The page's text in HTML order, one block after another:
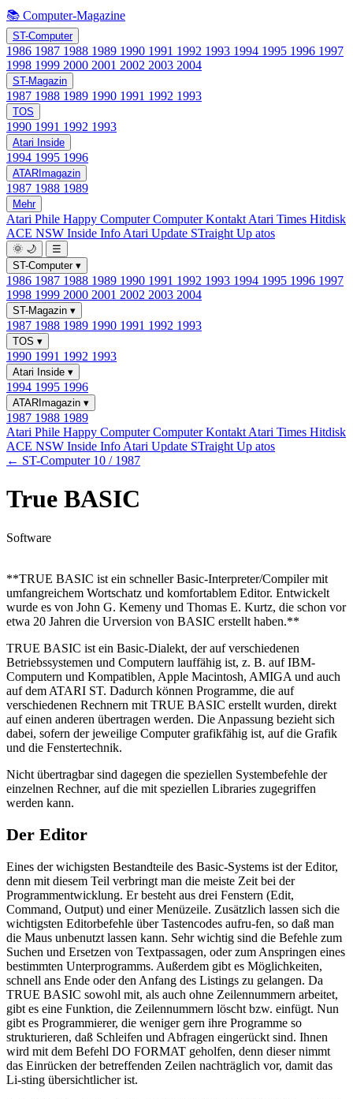
📚 Computer-Magazine
ST-Computer
1986 1987 1988 1989 1990 1991 1992 1993 1994 1995 1996 1997
1998 1999 2000 2001 2002 2003 2004
ST-Magazin
1987 1988 1989 1990 1991 1992 1993
TOS
1990 1991 1992 1993
Atari Inside
1994 1995 1996
ATARImagazin
1987 1988 1989
Mehr
Atari Phile Happy ComputerComputer Kontakt Atari Times Hitdisk
ACE NSW Inside Info Atari Update STraight Up atos
🌞 🌙
☰
ST-Computer ▾
1986 1987 1988 1989 1990 1991 1992 1993 1994 1995 1996 1997
1998 1999 2000 2001 2002 2003 2004
ST-Magazin ▾
1987 1988 1989 1990 1991 1992 1993
TOS ▾
1990 1991 1992 1993
Atari Inside ▾
1994 1995 1996
ATARImagazin ▾
1987 1988 1989
Atari Phile Happy ComputerComputer Kontakt Atari Times Hitdisk
ACE NSW Inside Info Atari Update STraight Up atos
← ST-Computer 10 / 1987
True BASIC
Software
**TRUE BASIC ist ein schneller Basic-Interpreter/Compiler mit
umfangreichem Wortschatz und komfortablem Editor. Entwickelt
wurde es von John G. Kemeny und Thomas E. Kurtz, die schon vor
etwa 20 Jahren die Urversion von BASIC erstellt haben.**
TRUE BASIC ist ein Basic-Dialekt, der auf verschiedenen
Betriebssystemen und Computern lauffähig ist, z. B. auf IBM-
Computern und Kompatiblen, Apple Macintosh, AMIGA und auch
auf dem ATARI ST. Dadurch können Programme, die auf
verschiedenen Rechnern mit TRUE BASIC erstellt wurden, direkt
auf einen anderen übertragen werden. Die Anpassung bezieht sich
dabei, sofern der jeweilige Computer grafikfähig ist, auf die Grafik
und die Fenstertechnik.
Nicht übertragbar sind dagegen die speziellen Systembefehle der
einzelnen Rechner, auf die mit speziellen Libraries zugegriffen
werden kann.
Der Editor
Eines der wichigsten Bestandteile des Basic-Systems ist der Editor,
denn mit diesem Teil verbringt man die meiste Zeit bei der
Programmentwicklung. Er besteht aus drei Fenstern (Edit,
Command, Output) und einer Menüzeile. Zusätzlich lassen sich die
wichtigsten Editorbefehle über Tastencodes aufru-fen, so daß man
die Maus unbenutzt lassen kann. Sehr wichtig sind die Befehle zum
Suchen und Ersetzen von Textpassagen, oder zum Anspringen eines
bestimmten Unterprogramms. Außerdem gibt es Möglichkeiten,
schnell ans Ende oder den Anfang des Listings zu gelangen. Da
TRUE BASIC sowohl mit, als auch ohne Zeilennummern arbeitet,
gibt es eine Funktion, die Zeilennummern löscht bzw. einfügt. Nun
gibt es Programmierer, die weniger gern ihre Programme so
strukturieren, daß Schleifen und Abfragen eingerückt sind. Ihnen
wird mit dem Befehl DO FORMAT geholfen, denn dieser nimmt
das Einrücken der betreffenden Zeilen nachträglich vor, damit das
Li-sting übersichtlicher ist.